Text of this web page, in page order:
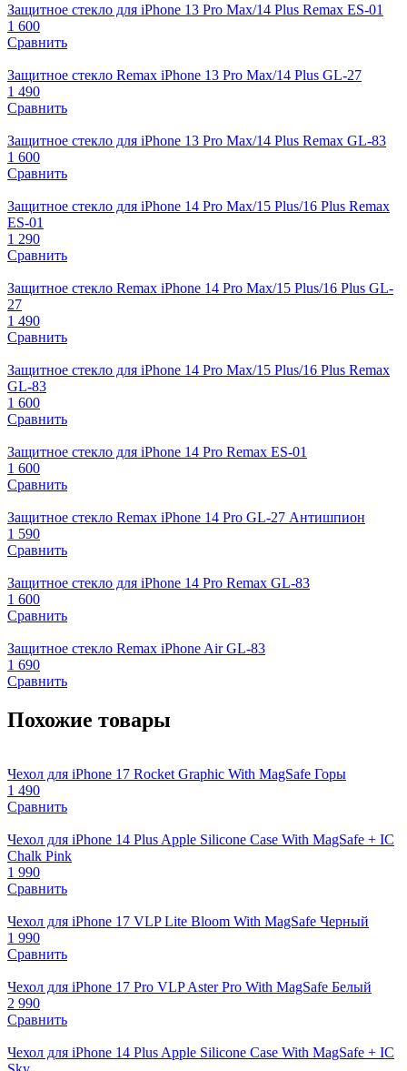
Защитное стекло для iPhone 13 Pro Max/14 Plus Remax ES-01
1 600
Сравнить
Защитное стекло Remax iPhone 13 Pro Max/14 Plus GL-27
1 490
Сравнить
Защитное стекло для iPhone 13 Pro Max/14 Plus Remax GL-83
1 600
Сравнить
Защитное стекло для iPhone 14 Pro Max/15 Plus/16 Plus Remax
ES-01
1 290
Сравнить
Защитное стекло Remax iPhone 14 Pro Max/15 Plus/16 Plus GL-
27
1 490
Сравнить
Защитное стекло для iPhone 14 Pro Max/15 Plus/16 Plus Remax
GL-83
1 600
Сравнить
Защитное стекло для iPhone 14 Pro Remax ES-01
1 600
Сравнить
Защитное стекло Remax iPhone 14 Pro GL-27 Антишпион
1 590
Сравнить
Защитное стекло для iPhone 14 Pro Remax GL-83
1 600
Сравнить
Защитное стекло Remax iPhone Air GL-83
1 690
Сравнить
Похожие товары
Чехол для iPhone 17 Rocket Graphic With MagSafe Горы
1 490
Сравнить
Чехол для iPhone 14 Plus Apple Silicone Case With MagSafe + IC
Chalk Pink
1 990
Сравнить
Чехол для iPhone 17 VLP Lite Bloom With MagSafe Черный
1 990
Сравнить
Чехол для iPhone 17 Pro VLP Aster Pro With MagSafe Белый
2 990
Сравнить
Чехол для iPhone 14 Plus Apple Silicone Case With MagSafe + IC